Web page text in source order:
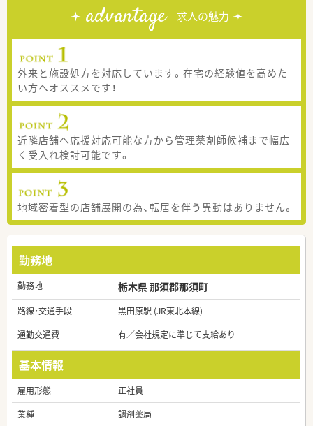
advantage 求人の魅力
外来と施設処方を対応しています。在宅の経験値を高めた
い方へオススメです！
近隣店舗へ応援対応可能な方から管理薬剤師候補まで幅広
く受入れ検討可能です。
地域密着型の店舗展開の為、転居を伴う異動はありません。
勤務地
勤務地 栃木県 那須郡那須町
路線・交通手段
黒田原駅 (JR東北本線)
通勤交通費
有／会社規定に準じて支給あり
基本情報
雇用形態
正社員
業種
調剤薬局